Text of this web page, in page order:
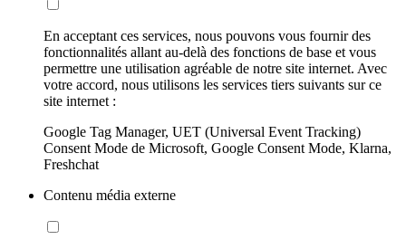
En acceptant ces services, nous pouvons vous fournir des
fonctionnalités allant au-delà des fonctions de base et vous
permettre une utilisation agréable de notre site internet. Avec
votre accord, nous utilisons les services tiers suivants sur ce
site internet :
Google Tag Manager, UET (Universal Event Tracking)
Consent Mode de Microsoft, Google Consent Mode, Klarna,
Freshchat
Contenu média externe